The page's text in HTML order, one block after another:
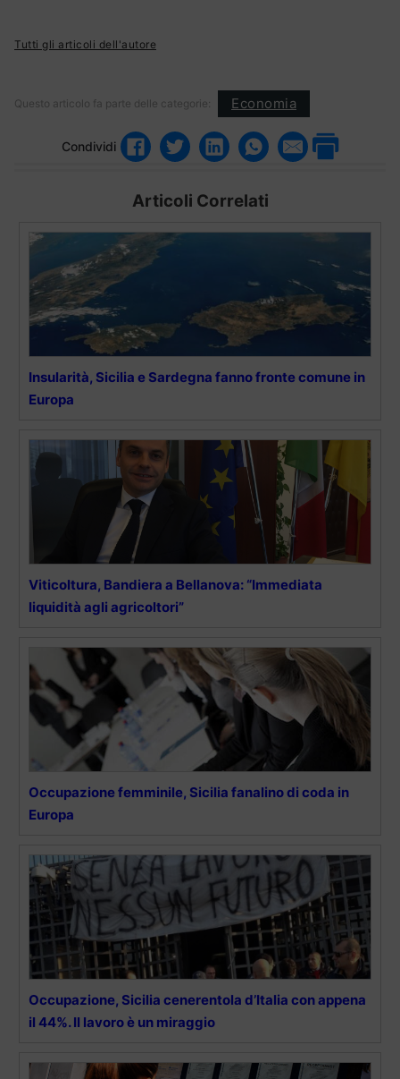
Tutti gli articoli dell'autore
Questo articolo fa parte delle categorie: Economia
Condividi
Articoli Correlati
Insularità, Sicilia e Sardegna fanno fronte comune in
Europa
Viticoltura, Bandiera a Bellanova: “Immediata
liquidità agli agricoltori”
Occupazione femminile, Sicilia fanalino di coda in
Europa
Occupazione, Sicilia cenerentola d’Italia con appena
il 44%. Il lavoro è un miraggio